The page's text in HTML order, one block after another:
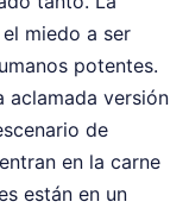
miedo a ser
potentes.
aclamada versión
de
en la carne
están en un